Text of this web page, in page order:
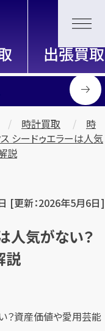
の買取専門店「買取大
時計買取
時
シードゥエラーは人気
説
[更新：2026年5月6日]
人気がない？
説